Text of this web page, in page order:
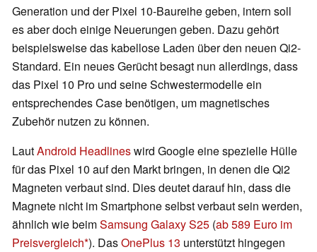
Generation und der Pixel 10-Baureihe geben, intern soll
es aber doch einige Neuerungen geben. Dazu gehört
beispielsweise das kabellose Laden über den neuen Qi2-
Standard. Ein neues Gerücht besagt nun allerdings, dass
das Pixel 10 Pro und seine Schwestermodelle ein
entsprechendes Case benötigen, um magnetisches
Zubehör nutzen zu können.
LautAndroid Headlineswird Google eine spezielle Hülle
für das Pixel 10 auf den Markt bringen, in denen die Qi2
Magneten verbaut sind. Dies deutet darauf hin, dass die
Magnete nicht im Smartphone selbst verbaut sein werden,
ähnlich wie beimSamsung Galaxy S25 (ab 589 Euro im
Preisvergleich ). DasOnePlus 13 unterstützt hingegen